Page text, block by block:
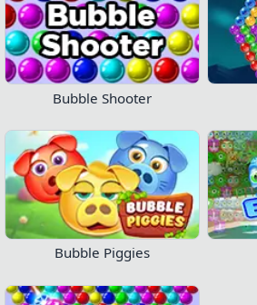
Bubble Shooter
Bubble Piggies